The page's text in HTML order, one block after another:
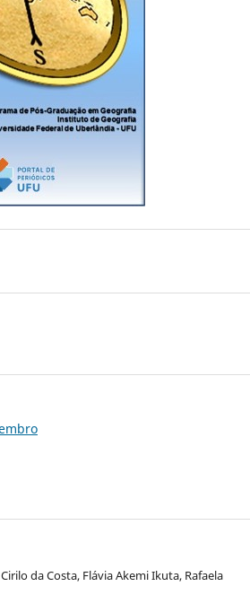
da Costa, Flávia Akemi Ikuta, Rafaela